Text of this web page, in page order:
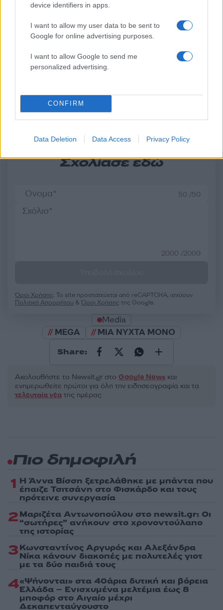
device identifiers in apps.
I want to allow my user data to be sent to
Google for online advertising purposes.
I want to allow Google to send me
personalized advertising.
CONFIRM
Data Deletion Data Access Privacy Policy
Σχόλια
Σχολίασε εδώ
50 /50
2000 /2000
Όροι Χρήσης. Το site προστατεύεται από reCAPTCHA, ισχύουν
Πολιτική Απορρήτου &Όροι Χρήσης της Google.
Media
MEGA
ΜΙΑ ΝΥΧΤΑ ΜΟΝΟ
Share:
Ακολουθήστε το Νewsit.gr στο Google News και
ενημερωθείτε πρώτοι για όλη την ειδησεογραφία και τα
τελευταία νέα της ημέρας
Τραγωδία με 4χρονο αγόρι
που εστιάζουν οι
αστυνομικοί για τον πνιγμό
στην πισίνα
Ζέστη και
φτάνουν τα 80 χλμ/
«Red Code» σε 6
Πιο δημοφιλή
1 Η Άννα Βίσση ξετρελάθηκε με μπάντα που
έπαιζε Τσιτσάνη στο Φισκάρδο και τους
πρότεινε συνεργασία
2Μαριζέτα Αντωνοπούλου στο newsit.gr: Οι
“σωτήρες” ανήκουν στο χρονοντούλαπο
της ιστορίας
3Κωνσταντίνος Αργυρός και Αλεξάνδρα
Νίκα κάνουν διακοπές με πολυτελές γιοτ
με τα δύο παιδιά τους
4«Ψήνονται» στα 40άρια δυτική και βόρεια
Ελλάδα – Ενισχυμένα μελτέμια έως 8
μποφόρ στο Αιγαίο μέχρι
Δεκαπενταύγουστο